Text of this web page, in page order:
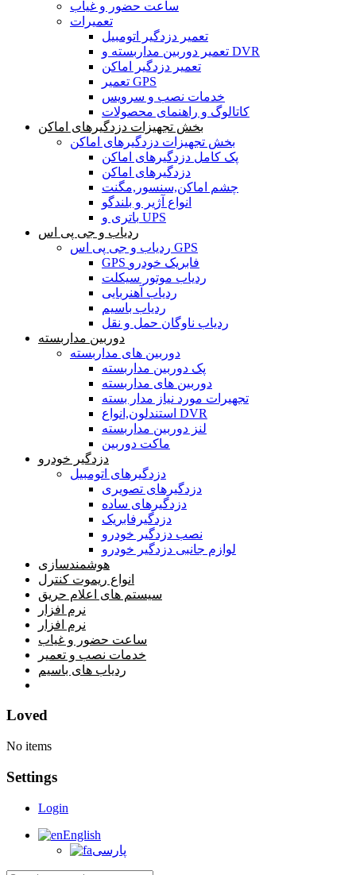
ساعت حضور و غیاب
تعمیرات
تعمیر دزدگیر اتومبیل
تعمیر دوربین مداربسته و DVR
تعمیر دزدگیر اماکن
تعمیر GPS
خدمات نصب و سرویس
کاتالوگ و راهنمای محصولات
بخش تجهیزات دزدگیرهای اماکن
بخش تجهیزات دزدگیرهای اماکن
پک کامل دزدگیرهای اماکن
دزدگیرهای اماکن
چشم اماکن,سنسور,مگنت
انواع آژیر و بلندگو
باتری و UPS
ردیاب و جی پی اس
ردیاب و جی پی اس GPS
GPS فابریک خودرو
ردیاب موتور سیکلت
ردیاب آهنربایی
ردیاب باسیم
ردیاب ناوگان حمل و نقل
دوربین مداربسته
دوربین های مداربسته
پک دوربین مداربسته
دوربین های مداربسته
تجهیرات مورد نیاز مدار بسته
استندلون,انواع DVR
لنز دوربین مداربسته
ماکت دوربین
دزدگیر خودرو
دزدگیرهای اتومبیل
دزدگیرهای تصویری
دزدگیرهای ساده
دزدگیرفابریک
نصب دزدگیر خودرو
لوازم جانبی دزدگیر خودرو
هوشمندسازی
انواع ریموت کنترل
سیستم های اعلام حریق
نرم افزار
نرم افزار
ساعت حضور و غیاب
خدمات نصب و تعمیر
ردیاب های باسیم
Loved
No items
Settings
Login
English
پارسی